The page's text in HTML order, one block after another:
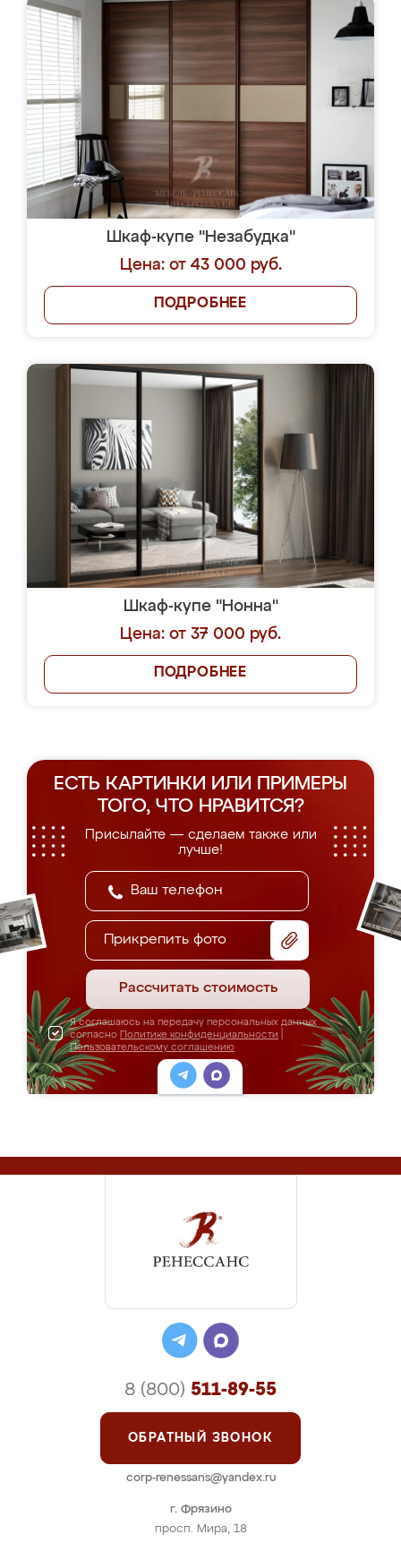
Шкаф-купе "Незабудка"
Цена: от 43 000 руб.
ПОДРОБНЕЕ
Шкаф-купе "Нонна"
Цена: от 37 000 руб.
ПОДРОБНЕЕ
ЕСТЬ КАРТИНКИ ИЛИ ПРИМЕРЫ
ТОГО, ЧТО НРАВИТСЯ?
Присылайте — сделаем также или
лучше!
Прикрепить фото
Рассчитать стоимость
Я соглашаюсь на передачу персональных данных
согласно Политике конфиденциальности
Пользовательскому соглашению
г. Фрязино
просп. Мира, 18
8 (800) 511-89-55
ОБРАТНЫЙ ЗВОНОК
corp-renessans@yandex.ru